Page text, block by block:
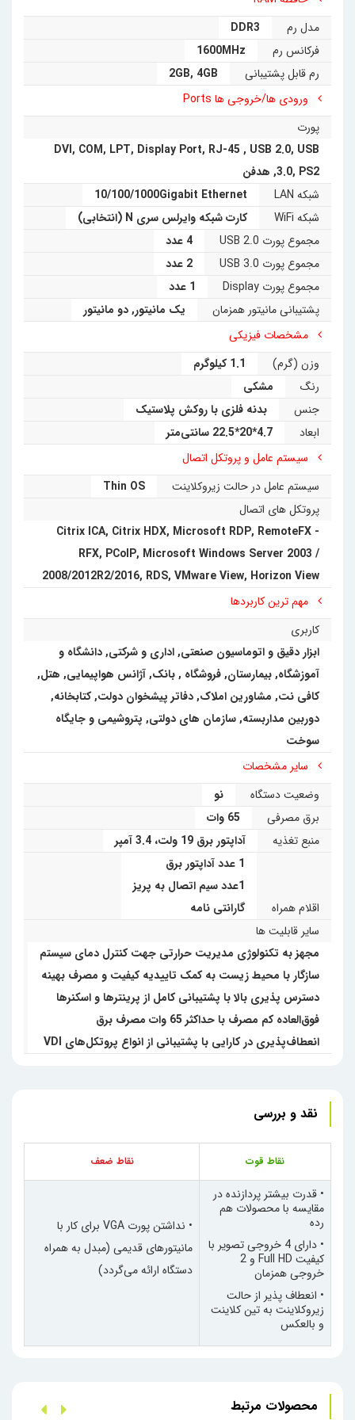
حرفه‌ای کمپانیدل و دغدغه‌های محیط زیستی آن محصولی
شاهکار را به نمایش گذاشته است.
مدل رم
DDR3
فرکانس رم
1600MHz
رم قابل پشتیبانی
2GB, 4GB
ورودی ها/خروجی ها Ports
پورت
DVI, COM, LPT, Display Port, RJ-45 , USB 2.0, USB
3.0, PS2
, هدفن
شبکه LAN
10/100/1000Gigabit Ethernet
شبکه WiFi
کارت شبکه وایرلس سری N (انتخابی)
مجموع پورت USB 2.0
4 عدد
مجموع پورت USB 3.0
2 عدد
مجموع پورت Display
1 عدد
پشتیبانی مانیتور همزمان
یک مانیتور,دو مانیتور
مشخصات فیزیکی
وزن (گرم)
1.1 کیلوگرم
رنگ
مشکی
جنس
بدنه فلزی با روکش پلاستیک
ابعاد
4.7*20*22.5 سانتی‌متر
سیستم عامل و پروتکل اتصال
سیستم عامل در حالت زیروکلاینت
Thin OS
پروتکل های اتصال
Citrix ICA, Citrix HDX, Microsoft RDP, RemoteFX -
RFX, PCoIP, Microsoft Windows Server 2003 /
2008/2012R2/2016, RDS, VMware View, Horizon View
مهم ترین کاربردها
کاربری
ابزار دقیق و اتوماسیون صنعتی,اداری و شرکتی,دانشگاه و
آموزشگاه,بیمارستان,فروشگاه ,بانک,آژانس هواپیمایی, هتل,
کافی نت, مشاورین املاک, دفاتر پیشخوان دولت, کتابخانه,
دوربین مداربسته,سازمان های دولتی, پتروشیمی و جایگاه
سوخت
سایر مشخصات
وضعیت دستگاه
نو
برق مصرفی
65 وات
منبع تغذیه
آداپتور برق 19 ولت، 3.4 آمپر
اقلام همراه
1 عدد آداپتور برق
1عدد سیم اتصال به پریز
گارانتی نامه
سایر قابلیت ها
مجهز به تکنولوژی مدیریت حرارتی جهت کنترل دمای سیستم
سازگار با محیط زیست به کمک تاییدیه کیفیت و مصرف بهینه
دسترس پذیری بالا با پشتیبانی کامل از پرینترها و اسکنرها
فوق‌العاده کم مصرف با حداکثر 65 وات مصرف برق
انعطاف‌پذیری در کارایی با پشتیبانی از انواع پروتکل‌های VDI
نقد و بررسی
نقاط قوت نقاط ضعف
• قدرت بیشتر پردازنده در
مقایسه با محصولات هم
رده
• دارای 4 خروجی تصویر با
کیفیت Full HD
و 2
خروجی همزمان
• انعطاف پذیر از حالت
زیروکلاینت به تین کلاینت
و بالعکس
• نداشتن پورت VGA برای کار با
مانیتورهای قدیمی (مبدل به همراه
دستگاه ارائه می‌گردد)
محصولات مرتبط